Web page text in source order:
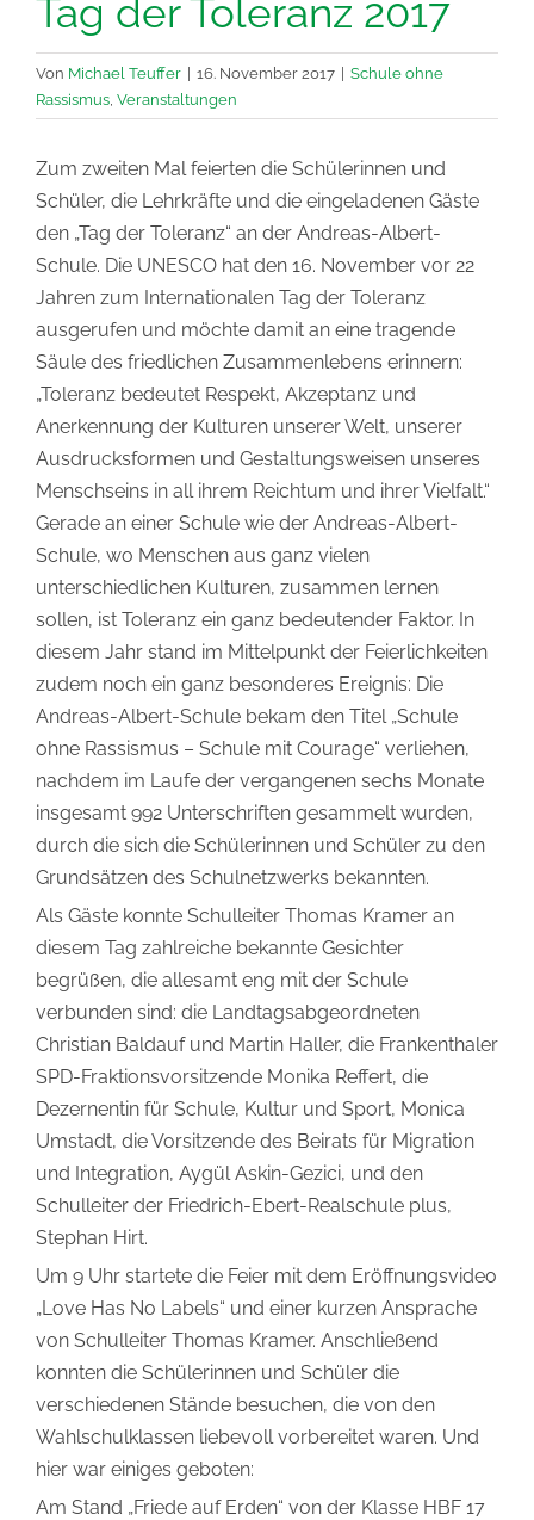
Tag der Toleranz 2017
Von Michael Teuffer | 16. November 2017 | Schule ohne
Rassismus Veranstaltungen
Zum zweiten Mal feierten die Schülerinnen und
Schüler, die Lehrkräfte und die eingeladenen Gäste
den „Tag der Toleranz“ an der Andreas-Albert-
Schule. Die UNESCO hat den 16. November vor 22
Jahren zum Internationalen Tag der Toleranz
ausgerufen und möchte damit an eine tragende
Säule des friedlichen Zusammenlebens erinnern:
„Toleranz bedeutet Respekt, Akzeptanz und
Anerkennung der Kulturen unserer Welt, unserer
Ausdrucksformen und Gestaltungsweisen unseres
Menschseins in all ihrem Reichtum und ihrer Vielfalt.“
Gerade an einer Schule wie der Andreas-Albert-
Schule, wo Menschen aus ganz vielen
unterschiedlichen Kulturen, zusammen lernen
sollen, ist Toleranz ein ganz bedeutender Faktor. In
diesem Jahr stand im Mittelpunkt der Feierlichkeiten
zudem noch ein ganz besonderes Ereignis: Die
Andreas-Albert-Schule bekam den Titel „Schule
ohne Rassismus – Schule mit Courage“ verliehen,
nachdem im Laufe der vergangenen sechs Monate
insgesamt 992 Unterschriften gesammelt wurden,
durch die sich die Schülerinnen und Schüler zu den
Grundsätzen des Schulnetzwerks bekannten.
Als Gäste konnte Schulleiter Thomas Kramer an
diesem Tag zahlreiche bekannte Gesichter
begrüßen, die allesamt eng mit der Schule
verbunden sind: die Landtagsabgeordneten
Christian Baldauf und Martin Haller, die Frankenthaler
SPD-Fraktionsvorsitzende Monika Reffert, die
Dezernentin für Schule, Kultur und Sport, Monica
Umstadt, die Vorsitzende des Beirats für Migration
und Integration, Aygül Askin-Gezici, und den
Schulleiter der Friedrich-Ebert-Realschule plus,
Stephan Hirt.
Um 9 Uhr startete die Feier mit dem Eröffnungsvideo
„Love Has No Labels“ und einer kurzen Ansprache
von Schulleiter Thomas Kramer. Anschließend
konnten die Schülerinnen und Schüler die
verschiedenen Stände besuchen, die von den
Wahlschulklassen liebevoll vorbereitet waren. Und
hier war einiges geboten:
Am Stand „Friede auf Erden“ von der Klasse HBF 17